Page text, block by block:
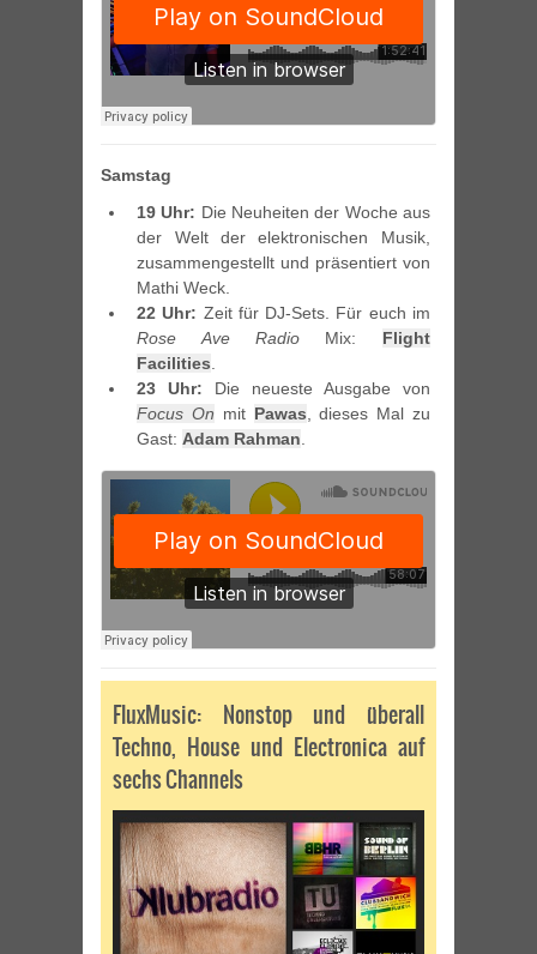
Samstag
19 Uhr: Die Neuheiten der Woche aus
der Welt der elektronischen Musik,
zusammengestellt und präsentiert von
Mathi Weck.
22 Uhr: Zeit für DJ-Sets. Für euch im
Rose Ave Radio Mix: Flight
Facilities.
23 Uhr: Die neueste Ausgabe von
Focus On mit Pawas, dieses Mal zu
Gast:Adam Rahman.
FluxMusic: Nonstop und überall
Techno, House und Electronica auf
sechs Channels